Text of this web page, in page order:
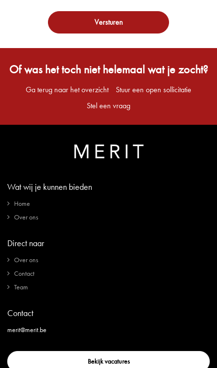
Versturen
Of was het toch niet helemaal wat je zocht?
Ga terug naar het overzicht
Stuur een open sollicitatie
Stel een vraag
Wat wij je kunnen bieden
Home
Over ons
Direct naar
Over ons
Contact
Team
Contact
merit@merit.be
Bekijk vacatures